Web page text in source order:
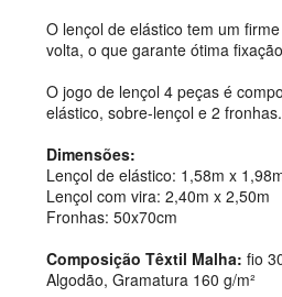
O lençol de elástico tem um
volta, o que garante ótima
O jogo de lençol 4 peças é
elástico, sobre-lençol e 2 fronhas.
Dimensões:
Lençol de elástico: 1,58m x
Lençol com vira: 2,40m x 2,50m
Fronhas: 50x70cm
Composição Têxtil Malha: fio
Algodão, Gramatura 160 g/m²